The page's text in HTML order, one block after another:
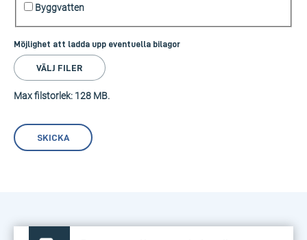
Byggvatten
Möjlighet att ladda upp eventuella bilagor
VÄLJ FILER
Max filstorlek: 128 MB.